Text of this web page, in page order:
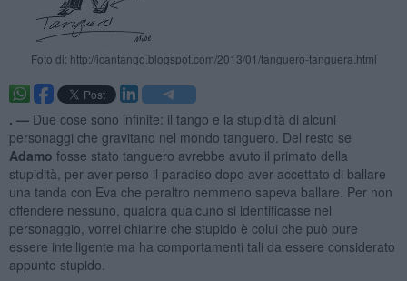
Foto di: http://icantango.blogspot.com/2013/01/tanguero-tanguera.html
. — Due cose sono infinite: il tango e la stupidità di alcuni
personaggi che gravitano nel mondo tanguero. Del resto se
Adamo fosse stato tanguero avrebbe avuto il primato della
stupidità, per aver perso il paradiso dopo aver accettato di ballare
una tanda con Eva che peraltro nemmeno sapeva ballare. Per non
offendere nessuno, qualora qualcuno si identificasse nel
personaggio, vorrei chiarire che stupido è colui che può pure
essere intelligente ma ha comportamenti tali da essere considerato
appunto stupido.